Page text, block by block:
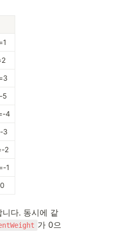
5
4
3
2
1
니다. 동시에 같
가 0으